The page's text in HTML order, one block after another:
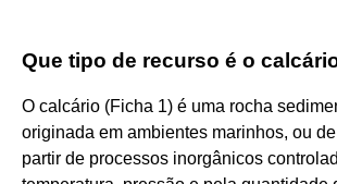
Que tipo de recurso é o
O calcário (Ficha 1) é uma rocha
originada em ambientes marinhos, ou
partir de processos inorgânicos